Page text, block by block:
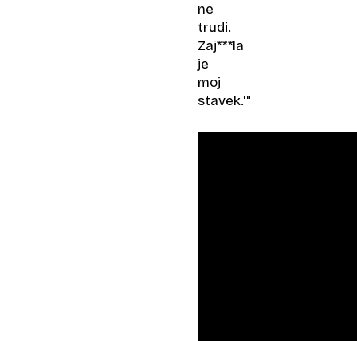
ne
trudi.
Zaj***la
je
moj
stavek.'"